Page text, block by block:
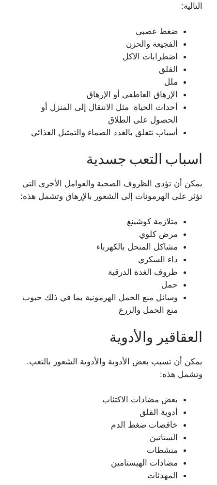
التالية:
ضغط عصبى
الفجيعة والحزن
اضطرابات الاكل
القلق
ملل
الإرهاق العاطفي أو الإرهاق
أحداث الحياة مثل الانتقال إلى المنزل أو
الحصول على الطلاق
أسباب تتعلق بالغدد الصماء والتمثيل الغذائي
اسباب التعب جسدية
يمكن أن تؤدي الظروف الصحية والعوامل الأخرى التي
تؤثر على الهرمونات إلى الشعور بالإرهاق وتشمل هذه:
متلازمة كوشينغ
مرض كلوي
مشاكل المنحل بالكهرباء
داء السكري
ظروف الغدة الدرقية
حمل
وسائل منع الحمل الهرمونية بما في ذلك حبوب
منع الحمل والزرع
العقاقير والأدوية
يمكن أن تسبب بعض الأدوية والأدوية الشعور بالتعب.
وتشمل هذه:
بعض مضادات الاكتئاب
أدوية القلق
خافضات ضغط الدم
الستاتين
منشطات
مضادات الهيستامين
المهدئات